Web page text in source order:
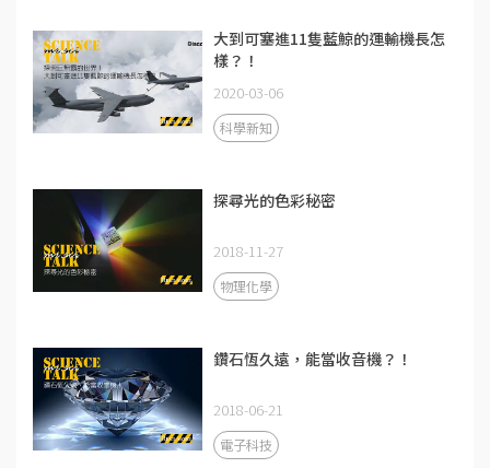
大到可塞進11隻藍鯨的運輸機長怎
樣？！
2020-03-06
科學新知
探尋光的色彩秘密
2018-11-27
物理化學
鑽石恆久遠，能當收音機？！
2018-06-21
電子科技